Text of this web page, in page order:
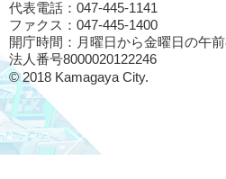
代表電話：047-445-1141
ファクス：047-445-1400
開庁時間：月曜日から金曜日の午
法人番号8000020122246
© 2018 Kamagaya City.